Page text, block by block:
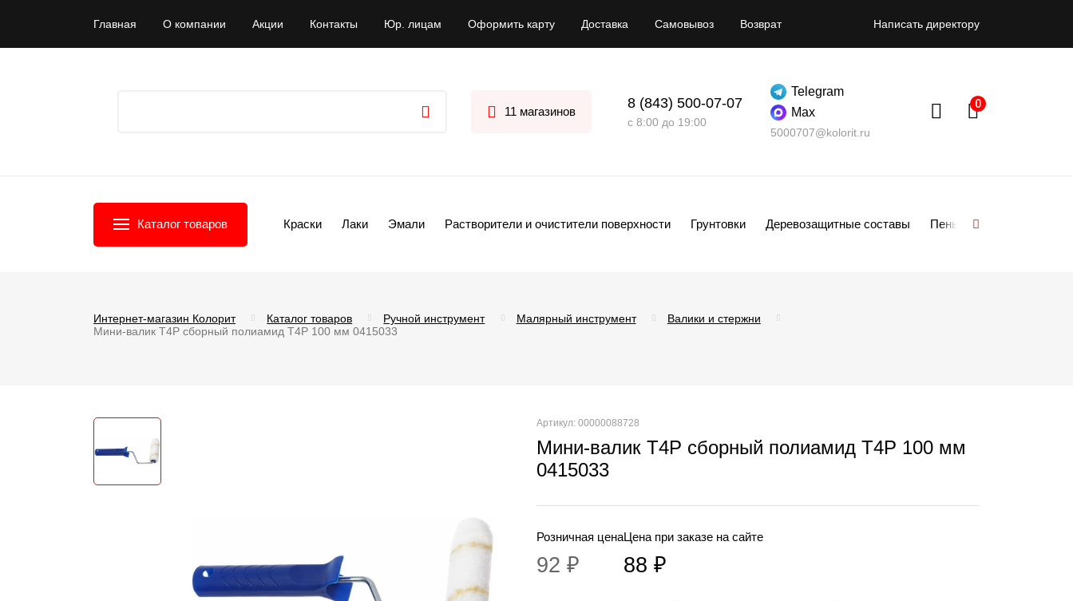
Главная О компании Акции Контакты Юр. лицам Оформить карту Доставка Самовывоз Возврат Написать директору
11 магазинов
8 (843) 500-07-07
с 8:00 до 19:00
Telegram
Max
5000707@kolorit.ru
Каталог товаров Краски Лаки Эмали Растворители и очистители поверхности Грунтовки Деревозащитные составы Пены
Интернет-магазин Колорит Каталог товаров Ручной инструмент Малярный инструмент
Валики и стержни
Мини-валик T4P сборный полиамид T4P 100 мм 0415033
Артикул: 00000088728
Мини-валик T4P сборный полиамид T4P 100 мм
0415033
Розничная цена
92 ₽
Цена при заказе на сайте
88 ₽